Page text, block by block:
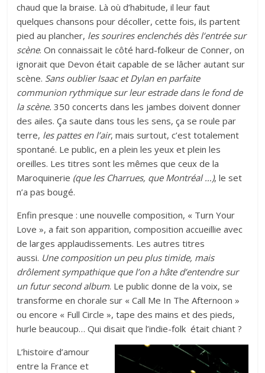
chaud que la braise. Là où d’habitude, il leur faut
quelques chansons pour décoller, cette fois, ils partent
pied au plancher, les sourires enclenchés dès l’entrée sur
scène. On connaissait le côté hard-folkeur de Conner, on
ignorait que Devon était capable de se lâcher autant sur
scène. Sans oublier Isaac et Dylan en parfaite
communion rythmique sur leur estrade dans le fond de
la scène. 350 concerts dans les jambes doivent donner
des ailes. Ça saute dans tous les sens, ça se roule par
terre, les pattes en l’air, mais surtout, c’est totalement
spontané. Le public, en a plein les yeux et plein les
oreilles. Les titres sont les mêmes que ceux de la
Maroquinerie (que les Charrues, que Montréal …), le set
n’a pas bougé.
Enfin presque : une nouvelle composition, « Turn Your
Love », a fait son apparition, composition accueillie avec
de larges applaudissements. Les autres titres
aussi. Une composition un peu plus timide, mais
drôlement sympathique que l’on a hâte d’entendre sur
un futur second album. Le public donne de la voix, se
transforme en chorale sur « Call Me In The Afternoon »
ou encore « Full Circle », tape des mains et des pieds,
hurle beaucoup… Qui disait que l’indie-folk était chiant ?
L’histoire d’amour
entre la France et